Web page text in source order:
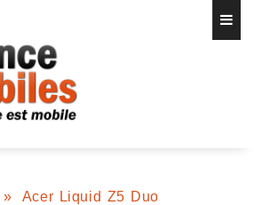
» Acer Liquid Z5 Duo